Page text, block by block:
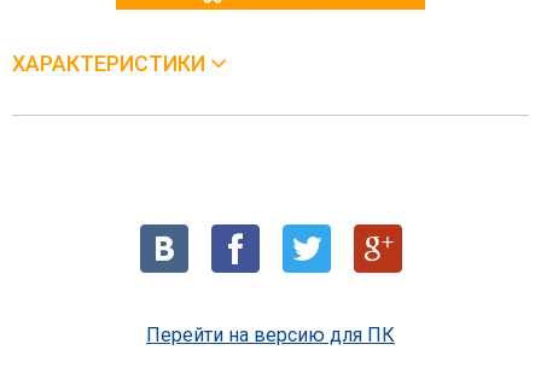
ХАРАКТЕРИСТИКИ
Перейти на версию для ПК